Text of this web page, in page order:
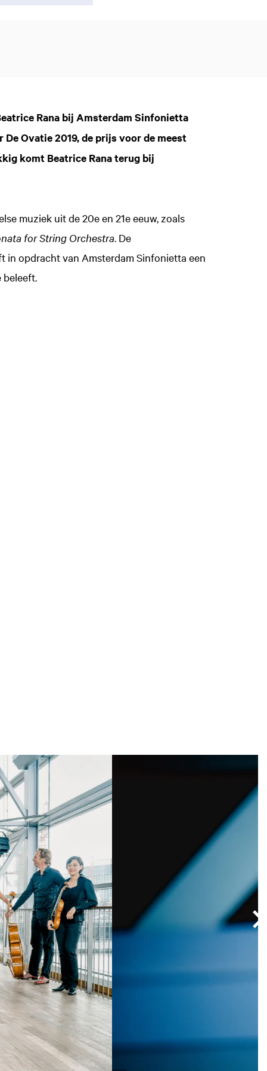
Rana bij Amsterdam Sinfonietta
Ovatie 2019, de prijs voor de meest
komt Beatrice Rana terug bij
muziek uit de 20e en 21e eeuw, zoals
for String Orchestra. De
in opdracht van Amsterdam Sinfonietta een
beleeft.